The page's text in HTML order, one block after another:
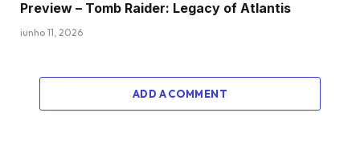
Preview – Tomb Raider: Legacy of Atlantis
junho 11, 2026
ADD A COMMENT